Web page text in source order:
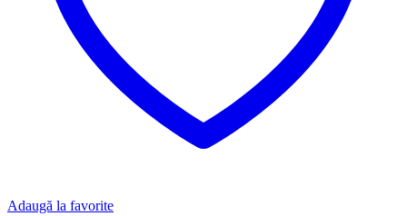
Adaugă la favorite